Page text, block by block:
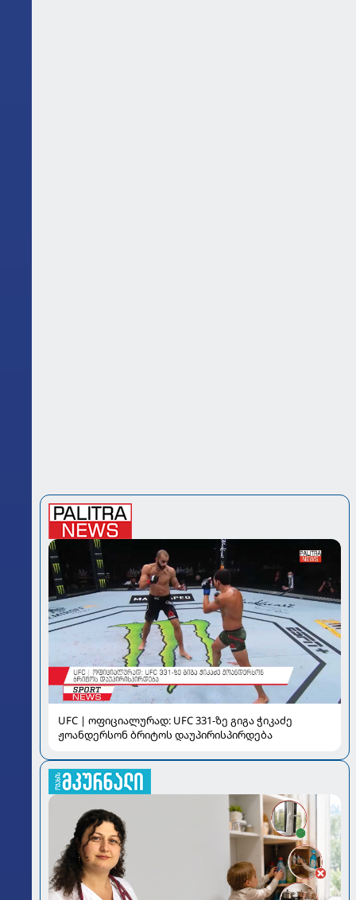
UFC | ოფიციალურად: UFC 331-ზე გიგა ჭიკაძე
ჟოანდერსონ ბრიტოს დაუპირისპირდება